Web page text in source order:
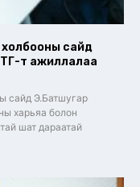
сайд
т ажиллалаа
сайд Э.Батшугар
харьяа болон
шат дараатай